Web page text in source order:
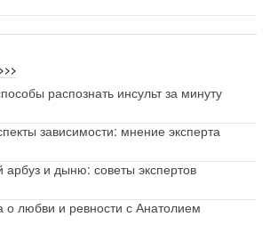
>>>
распознать инсульт за минуту
зависимости: мнение эксперта
арбуз и дыню: советы экспертов
о любви и ревности с Анатолием